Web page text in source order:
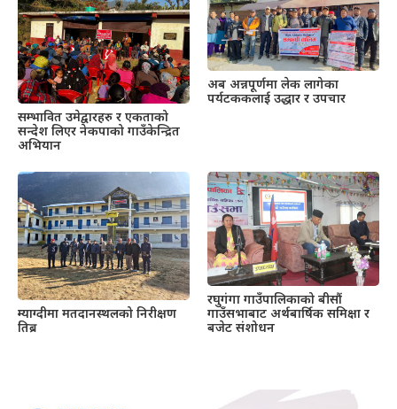
सम्भावित उमेद्वारहरु र एकताको
सन्देश लिएर नेकपाको गाउँकेन्द्रित
अभियान
अब अन्नपूर्णमा लेक लागेका
पर्यटककलाई उद्धार र उपचार
म्याग्दीमा मतदानस्थलको निरीक्षण
तिब्र
रघुगंगा गाउँपालिकाको बीसौं
गाउँसभाबाट अर्थबार्षिक समिक्षा र
बजेट संशोधन